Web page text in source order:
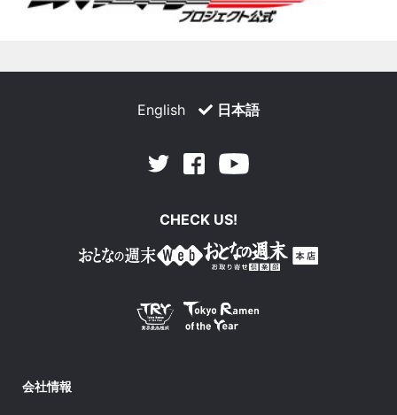
English 日本語
Twitter Facebook
CHECK US!
会社情報